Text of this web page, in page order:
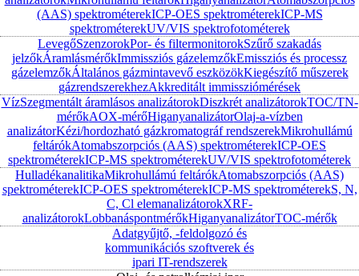
(AAS) spektrométerekICP-OES spektrométerekICP-MS
spektrométerekUV/VIS spektrofotométerek
LevegőSzenzorokPor- és filtermonitorokSzűrő szakadás
jelzőkÁramlásmérőkImmissziós gázelemzőkEmissziós és processz
gázelemzőkÁltalános gázmintavevő eszközökKiegészítő műszerek
gázrendszerekhezAkkreditált immissziómérések
VízSzegmentált áramlásos analizátorokDiszkrét analizátorokTOC/TN-
mérőkAOX-mérőHiganyanalizátorOlaj-a-vízben
analizátorKézi/hordozható gázkromatográf rendszerekMikrohullámú
feltárókAtomabszorpciós (AAS) spektrométerekICP-OES
spektrométerekICP-MS spektrométerekUV/VIS spektrofotométerek
HulladékanalitikaMikrohullámú feltárókAtomabszorpciós (AAS)
spektrométerekICP-OES spektrométerekICP-MS spektrométerekS, N,
C, Cl elemanalizátorokXRF-
analizátorokLobbanáspontmérőkHiganyanalizátorTOC-mérők
Adatgyűjtő, -feldolgozó és
kommunikációs szoftverek és
ipari IT-rendszerek